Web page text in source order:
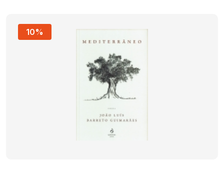
10%